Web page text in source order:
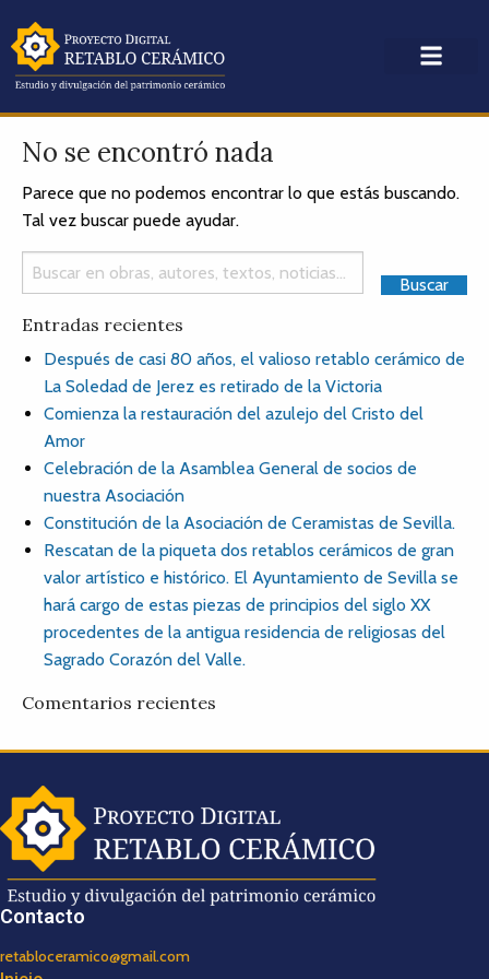
No se encontró nada
Parece que no podemos encontrar lo que estás buscando.
Tal vez buscar puede ayudar.
Entradas recientes
Después de casi 80 años, el valioso retablo cerámico de
La Soledad de Jerez es retirado de la Victoria
Comienza la restauración del azulejo del Cristo del
Amor
Celebración de la Asamblea General de socios de
nuestra Asociación
Constitución de la Asociación de Ceramistas de Sevilla.
Rescatan de la piqueta dos retablos cerámicos de gran
valor artístico e histórico. El Ayuntamiento de Sevilla se
hará cargo de estas piezas de principios del siglo XX
procedentes de la antigua residencia de religiosas del
Sagrado Corazón del Valle.
Comentarios recientes
Contacto
retabloceramico@gmail.com